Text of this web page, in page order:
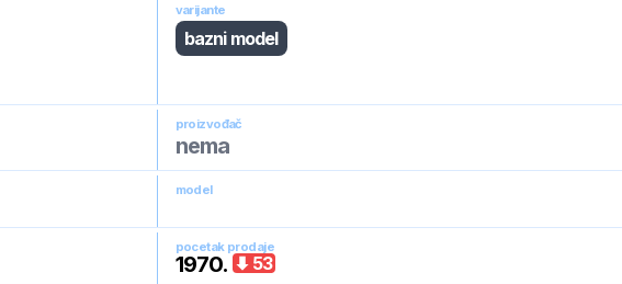
varijante
bazni model
proizvođač
nema
model
pocetak prodaje
1970. 53